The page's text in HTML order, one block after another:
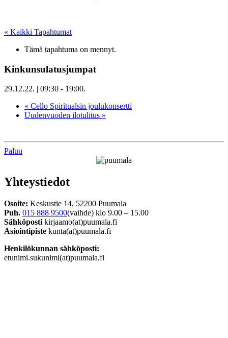
« Kaikki Tapahtumat
Tämä tapahtuma on mennyt.
Kinkunsulatusjumpat
29.12.22. | 09:30 - 19:00.
« Cello Spiritualsin joulukonsertti
Uudenvuoden ilotulitus »
Paluu
Yhteystiedot
Osoite: Keskustie 14, 52200 Puumala
Puh. 015 888 9500(vaihde) klo 9.00 – 15.00
Sähköposti kirjaamo(at)puumala.fi
Asiointipiste kunta(at)puumala.fi
Henkilökunnan sähköposti:
etunimi.sukunimi(at)puumala.fi